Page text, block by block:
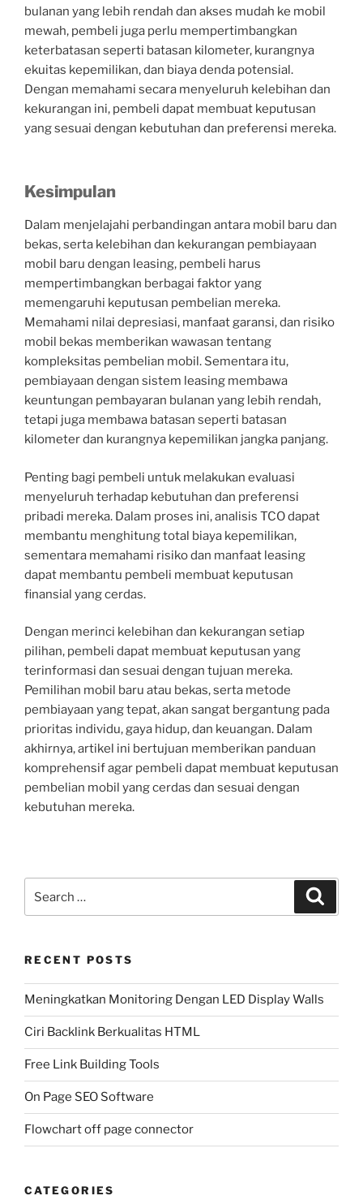
bulanan yang lebih rendah dan akses mudah ke mobil
mewah, pembeli juga perlu mempertimbangkan
keterbatasan seperti batasan kilometer, kurangnya
ekuitas kepemilikan, dan biaya denda potensial.
Dengan memahami secara menyeluruh kelebihan dan
kekurangan ini, pembeli dapat membuat keputusan
yang sesuai dengan kebutuhan dan preferensi mereka.
Kesimpulan
Dalam menjelajahi perbandingan antara mobil baru dan
bekas, serta kelebihan dan kekurangan pembiayaan
mobil baru dengan leasing, pembeli harus
mempertimbangkan berbagai faktor yang
memengaruhi keputusan pembelian mereka.
Memahami nilai depresiasi, manfaat garansi, dan risiko
mobil bekas memberikan wawasan tentang
kompleksitas pembelian mobil. Sementara itu,
pembiayaan dengan sistem leasing membawa
keuntungan pembayaran bulanan yang lebih rendah,
tetapi juga membawa batasan seperti batasan
kilometer dan kurangnya kepemilikan jangka panjang.
Penting bagi pembeli untuk melakukan evaluasi
menyeluruh terhadap kebutuhan dan preferensi
pribadi mereka. Dalam proses ini, analisis TCO dapat
membantu menghitung total biaya kepemilikan,
sementara memahami risiko dan manfaat leasing
dapat membantu pembeli membuat keputusan
finansial yang cerdas.
Dengan merinci kelebihan dan kekurangan setiap
pilihan, pembeli dapat membuat keputusan yang
terinformasi dan sesuai dengan tujuan mereka.
Pemilihan mobil baru atau bekas, serta metode
pembiayaan yang tepat, akan sangat bergantung pada
prioritas individu, gaya hidup, dan keuangan. Dalam
akhirnya, artikel ini bertujuan memberikan panduan
komprehensif agar pembeli dapat membuat keputusan
pembelian mobil yang cerdas dan sesuai dengan
kebutuhan mereka.
RECENT POSTS
Meningkatkan Monitoring Dengan LED Display Walls
Ciri Backlink Berkualitas HTML
Free Link Building Tools
On Page SEO Software
Flowchart off page connector
CATEGORIES